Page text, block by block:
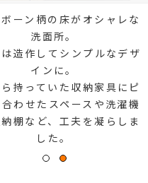
ーン柄の床がオシャレな
洗面所。
造作してシンプルなデザ
インに。
持っていた収納家具にピ
わせたスペースや洗濯機
納棚など、工夫を凝らしま
した。